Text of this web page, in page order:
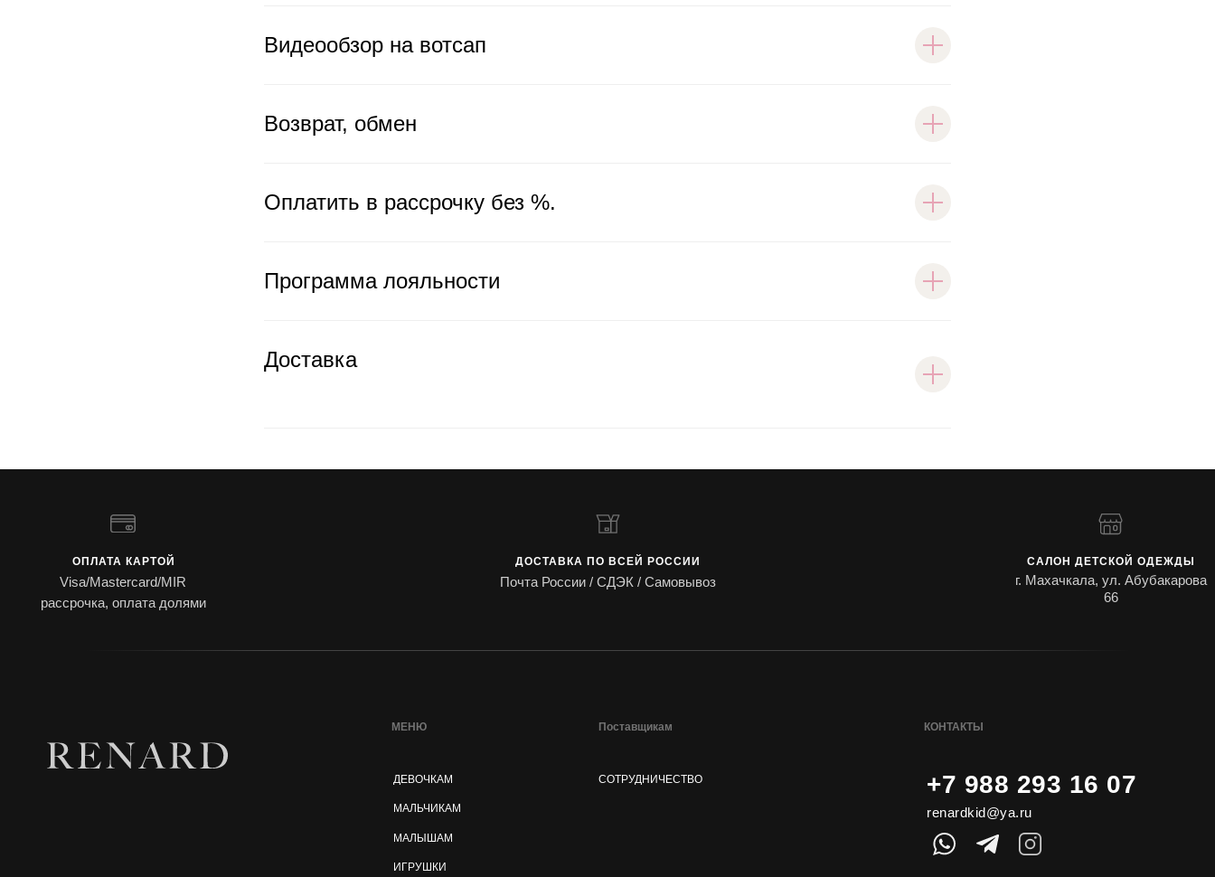
Видеообзор на вотсап
Возврат, обмен
Оплатить в рассрочку без %.
Программа лояльности
Доставка
ОПЛАТА КАРТОЙ
Visa/Mastercard/MIR
рассрочка, оплата долями
ДОСТАВКА ПО ВСЕЙ РОССИИ
Почта России / СДЭК / Самовывоз
САЛОН ДЕТСКОЙ ОДЕЖДЫ
г. Махачкала, ул. Абубакарова
66
МЕНЮ
ДЕВОЧКАМ
МАЛЬЧИКАМ
МАЛЫШАМ
ИГРУШКИ
КОНТАКТЫ
+7 988 293 16 07
Поставщикам
renardkid@ya.ru
СОТРУДНИЧЕСТВО